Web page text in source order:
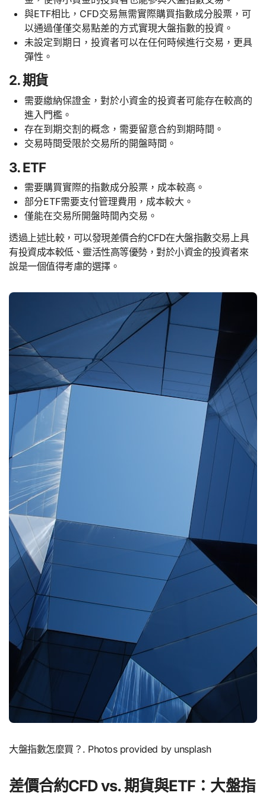
與ETF相比，CFD交易無需實際購買指數成分股票，可
以通過僅僅交易點差的方式實現大盤指數的投資。
未設定到期日，投資者可以在任何時候進行交易，更具
彈性。
2. 期貨
需要繳納保證金，對於小資金的投資者可能存在較高的
進入門檻。
存在到期交割的概念，需要留意合約到期時間。
交易時間受限於交易所的開盤時間。
3. ETF
需要購買實際的指數成分股票，成本較高。
部分ETF需要支付管理費用，成本較大。
僅能在交易所開盤時間內交易。
透過上述比較，可以發現差價合約CFD在大盤指數交易上具
有投資成本較低、靈活性高等優勢，對於小資金的投資者來
說是一個值得考慮的選擇。
大盤指數怎麼買？. Photos provided by unsplash
差價合約CFD vs. 期貨與ETF：大盤指